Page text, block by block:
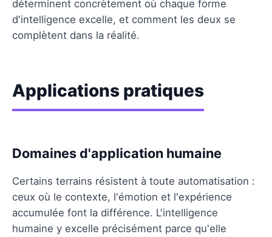
déterminent concrètement où chaque forme
d'intelligence excelle, et comment les deux se
complètent dans la réalité.
Applications pratiques
Domaines d'application humaine
Certains terrains résistent à toute automatisation :
ceux où le contexte, l'émotion et l'expérience
accumulée font la différence. L'intelligence
humaine y excelle précisément parce qu'elle